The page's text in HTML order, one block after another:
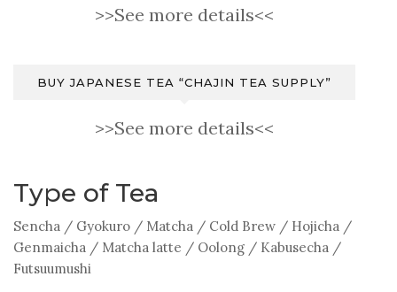
>>See more details<<
BUY JAPANESE TEA “CHAJIN TEA SUPPLY”
>>See more details<<
Type of Tea
Sencha / Gyokuro / Matcha / Cold Brew / Hojicha /
Genmaicha / Matcha latte / Oolong / Kabusecha /
Futsuumushi